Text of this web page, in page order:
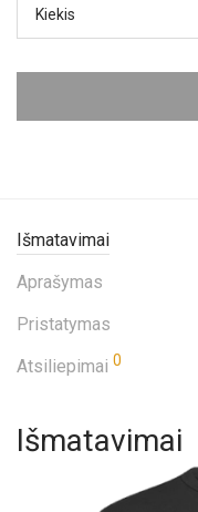
Kiekis
Išmatavimai
Aprašymas
Pristatymas
Atsiliepimai 0
Išmatavimai